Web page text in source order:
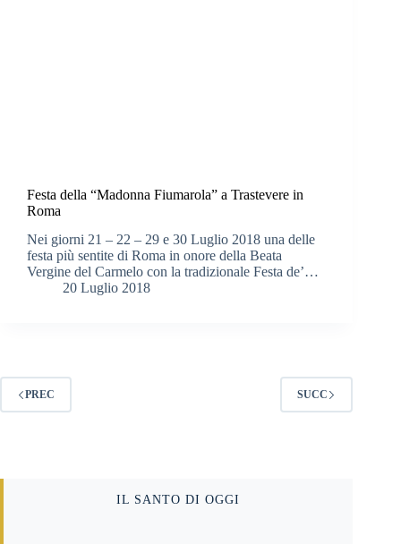
Festa della “Madonna Fiumarola” a Trastevere in
Roma
Nei giorni 21 – 22 – 29 e 30 Luglio 2018 una delle
festa più sentite di Roma in onore della Beata
Vergine del Carmelo con la tradizionale Festa de’…
20 Luglio 2018
PREC SUCC
IL SANTO DI OGGI